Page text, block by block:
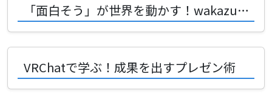
「面白そう」が世界を動かす！wakazu9nさんに学ぶ同人ゲーム開発術
VRChatで学ぶ！成果を出すプレゼン術